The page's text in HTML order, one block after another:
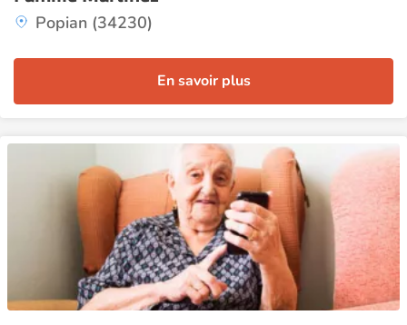
Popian (34230)
En savoir plus